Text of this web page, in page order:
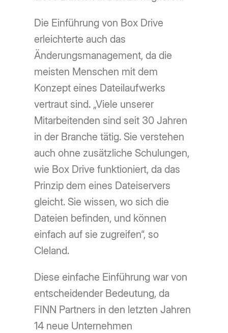
Die Einführung von Box Drive
erleichterte auch das
Änderungsmanagement, da die
meisten Menschen mit dem
Konzept eines Dateilaufwerks
vertraut sind. „Viele unserer
Mitarbeitenden sind seit 30 Jahren
in der Branche tätig. Sie verstehen
auch ohne zusätzliche Schulungen,
wie Box Drive funktioniert, da das
Prinzip dem eines Dateiservers
gleicht. Sie wissen, wo sich die
Dateien befinden, und können
einfach auf sie zugreifen“, so
Cleland.
Diese einfache Einführung war von
entscheidender Bedeutung, da
FINN Partners in den letzten Jahren
14 neue Unternehmen